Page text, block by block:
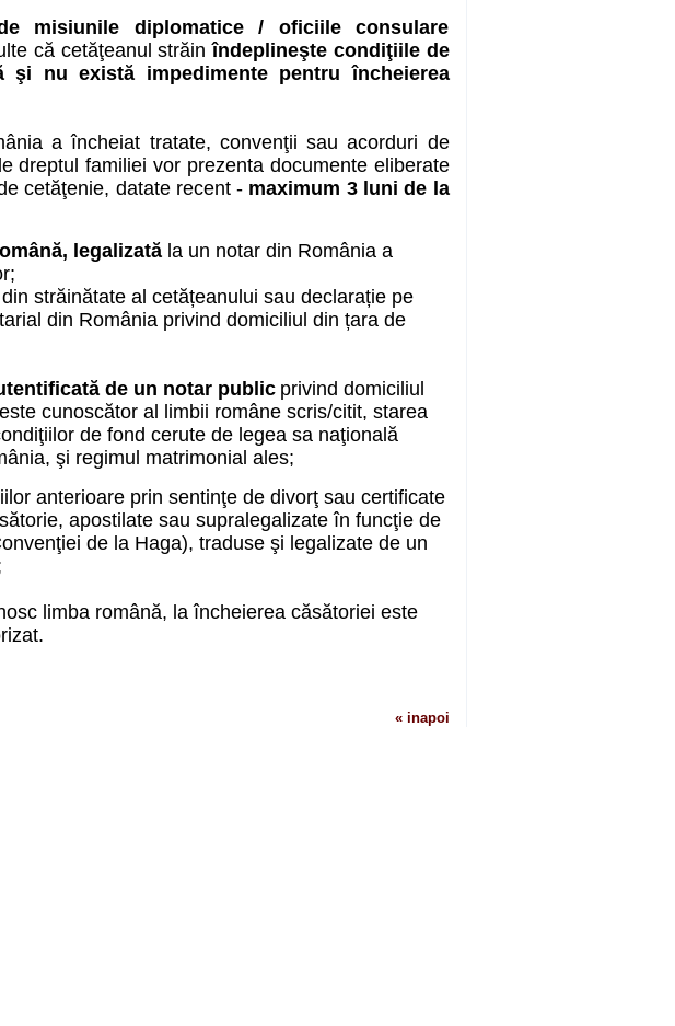
misiunile diplomatice / oficiile consulare
că cetăţeanul străinîndeplineşte condiţiile de
nu există impedimente pentru încheierea
a încheiat tratate, convenţii sau acorduri de
dreptul familiei vor prezenta documente eliberate
cetăţenie, datate recent - maximum 3 luni de la
legalizată la un notar din România a
străinătate al cetățeanului sau declarație pe
din România privind domiciliul din țara de
de un notar public privind domiciliul
cunoscător al limbii române scris/citit, starea
de fond cerute de legea sa naţională
şi regimul matrimonial ales;
anterioare prin sentinţe de divorţ sau certificate
apostilate sau supralegalizate în funcţie de
de la Haga), traduse şi legalizate de un
limba română, la încheierea căsătoriei este
« inapoi